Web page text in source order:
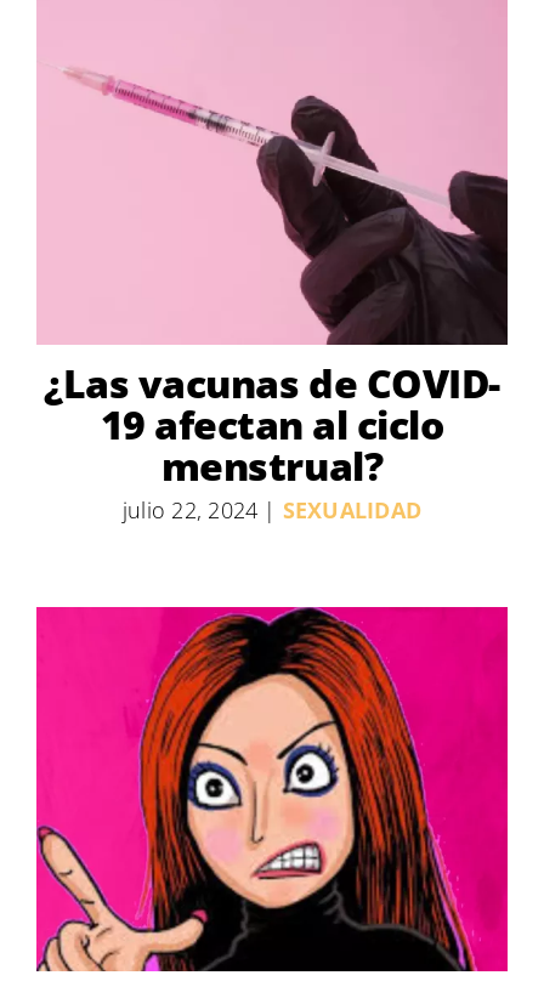
¿Las vacunas de COVID-
19 afectan al ciclo
menstrual?
julio 22, 2024 | SEXUALIDAD